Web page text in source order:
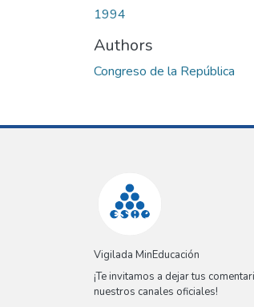
1994
Authors
Congreso de la República
Vigilada MinEducación
¡Te invitamos a dejar tus
nuestros canales oficiales!